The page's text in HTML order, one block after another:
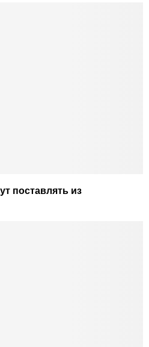
поставлять из